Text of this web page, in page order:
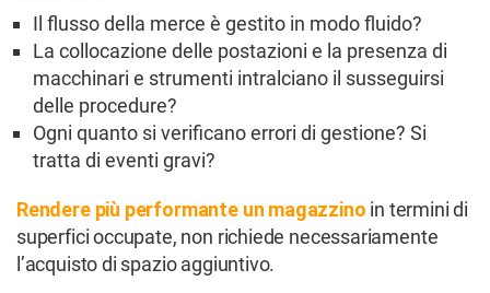
Il flusso della merce è gestito in modo fluido?
La collocazione delle postazioni e la presenza di
macchinari e strumenti intralciano il susseguirsi
delle procedure?
Ogni quanto si verificano errori di gestione? Si
tratta di eventi gravi?
Rendere più performante un magazzino in termini di
superfici occupate, non richiede necessariamente
l’acquisto di spazio aggiuntivo.